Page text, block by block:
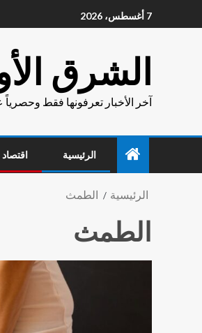
7 أغسطس، 2026
الشرق
آخر الأخبار تعرفونها فقط
الرئيسية اقتصاد
الرئيسية الطمث
الطمث